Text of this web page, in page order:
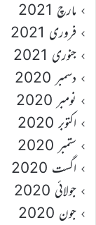
مارچ 2021
فروری 2021
جنوری 2021
دسمبر 2020
نومبر 2020
اکتوبر 2020
ستمبر 2020
اگست 2020
جولائی 2020
جون 2020